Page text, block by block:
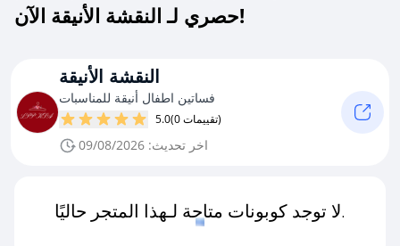
حصري لـ النقشة الأنيقة الآن!
النقشة الأنيقة
فساتين اطفال أنيقة للمناسبات
5.0 (0 تقييمات)
اخر تحديث: 09/08/2026
لا توجد كوبونات متاحة لـهذا المتجر حاليًا.